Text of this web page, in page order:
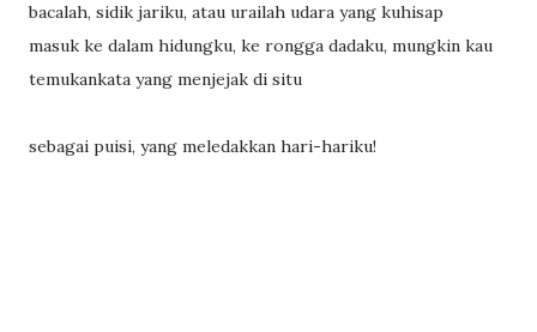
bacalah, sidik jariku, atau urailah udara yang kuhisap
masuk ke dalam hidungku, ke rongga dadaku, mungkin kau
temukankata yang menjejak di situ
sebagai puisi, yang meledakkan hari-hariku!